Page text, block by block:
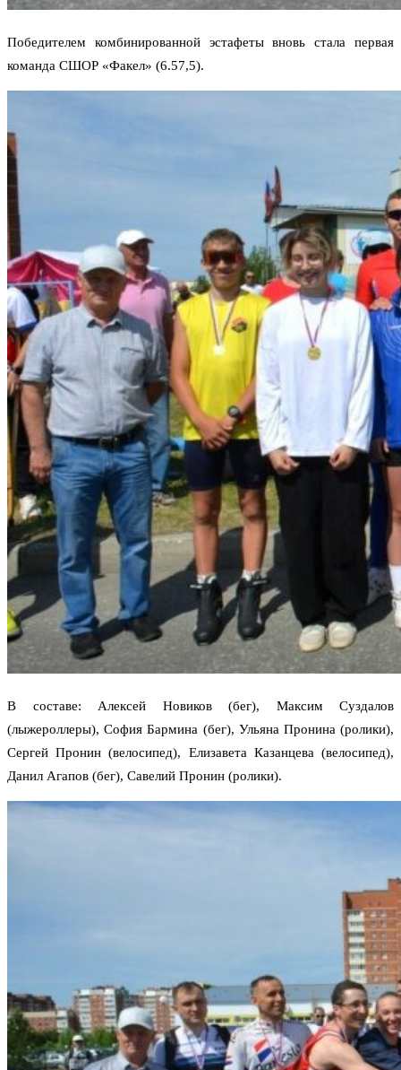
Победителем комбинированной эстафеты вновь стала первая
команда СШОР «Факел» (6.57,5).
В составе: Алексей Новиков (бег), Максим Суздалов
(лыжероллеры), София Бармина (бег), Ульяна Пронина (ролики),
Сергей Пронин (велосипед), Елизавета Казанцева (велосипед),
Данил Агапов (бег), Савелий Пронин (ролики).